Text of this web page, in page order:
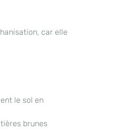
car elle
le sol en
brunes